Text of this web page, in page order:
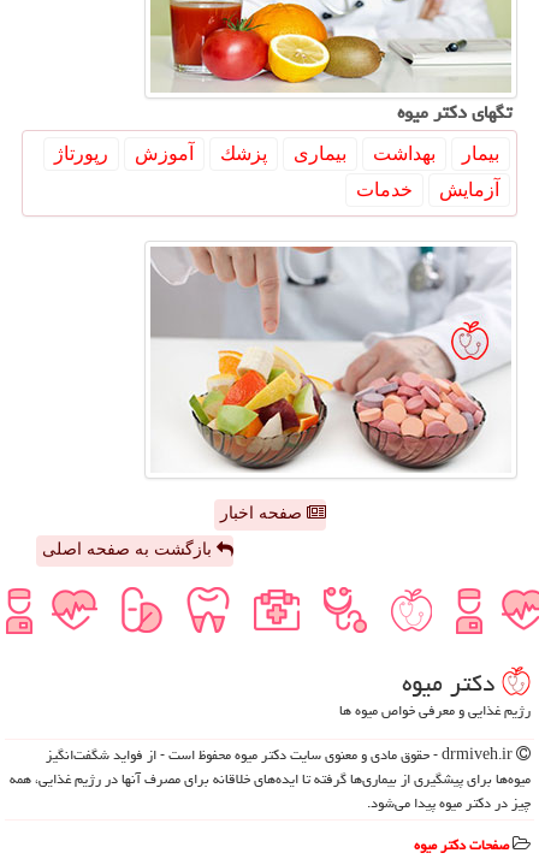
تگهای دكتر میوه
بیمار بهداشت بیماری پزشك آموزش
رپورتاژ
آزمایش
خدمات
صفحه اخبار
بازگشت به صفحه اصلی
دكتر میوه
رژیم غذایی و معرفی خواص میوه ها
drmiveh.ir - حقوق مادی و معنوی سایت دكتر میوه محفوظ است - از فواید شگفت‌انگیز
میوه‌ها برای پیشگیری از بیماری‌ها گرفته تا ایده‌های خلاقانه برای مصرف آنها در رژیم غذایی، همه
چیز در دکتر میوه پیدا می‌شود.
صفحات دكتر میوه